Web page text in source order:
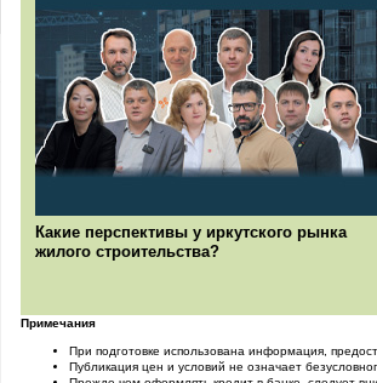
Какие перспективы у иркутского рынка
жилого строительства?
Примечания
При подготовке использована информация,
Публикация цен и условий не означает